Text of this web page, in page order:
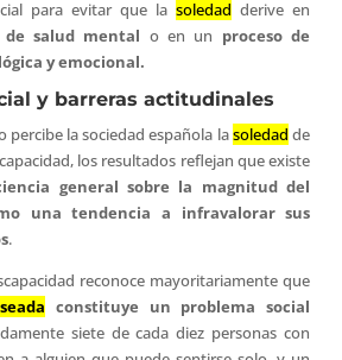
para evitar que lasoledad derive en
de salud mental o en un proceso de
y emocional.
y barreras actitudinales
percibe la sociedad española lasoledad de
los resultados reflejan que existe
general sobre la magnitud del
una tendencia a infravalorar sus
.
reconoce mayoritariamente que
constituye un problema social
siete de cada diez personas con